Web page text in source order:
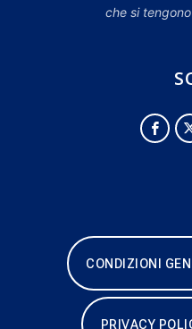
che si
CONDIZIONI
PRIVACY